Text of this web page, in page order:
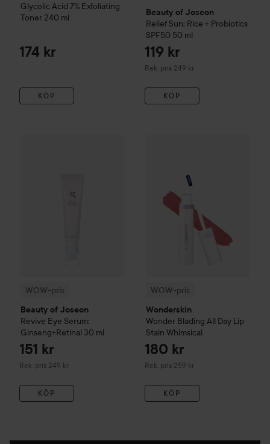
Glycolic Acid 7% Exfoliating
Toner 240 ml
174 kr
KÖP
Beauty of Joseon
Relief Sun: Rice + Probiotics
SPF50 50 ml
119 kr
Rek. pris 249 kr
Rekommenderat pris 249 kr
KÖP
WOW-pris
Beauty of Joseon
Revive Eye Serum:
Ginseng+Retinal 30 ml
151 kr
Rek. pris 249 kr
Rekommenderat pris 249 kr
KÖP
WOW-pris
Wonderskin
Wonder Blading All Day Lip
Stain Whimsical
180 kr
Rek. pris 259 kr
Rekommenderat pris 259 kr
KÖP